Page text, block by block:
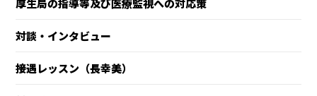
厚生局の指導等及び医療監視への対応策
対談・インタビュー
接遇レッスン（長幸美）